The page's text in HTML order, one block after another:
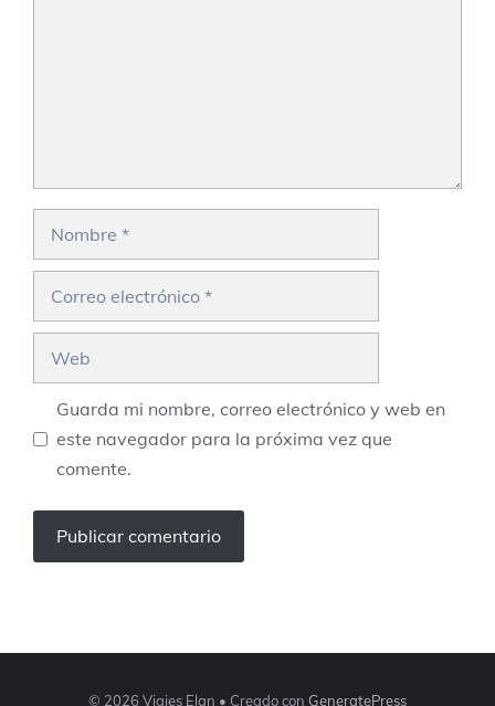
Guarda mi nombre, correo electrónico y web en
este navegador para la próxima vez que
comente.
© 2026 Viajes Elan • Creado con GeneratePress